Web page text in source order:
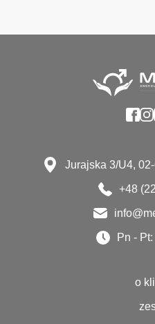
Jurajska 3/U4,
+48
Pn -
o